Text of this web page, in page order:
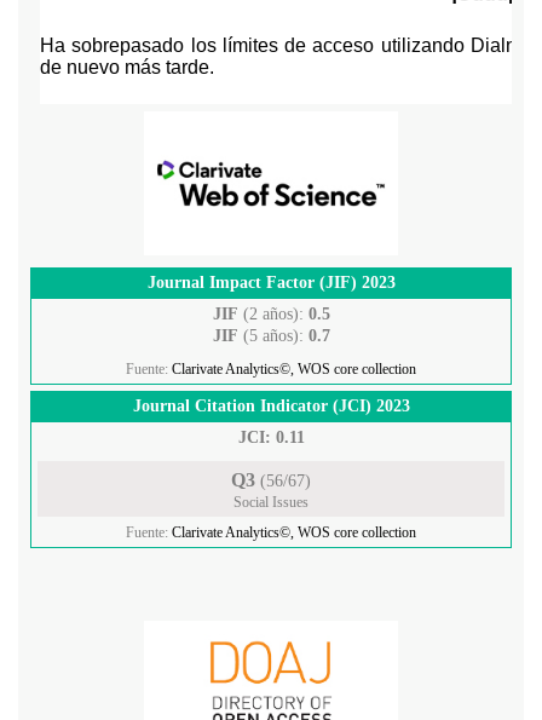
Journal Impact Factor (JIF) 2023
JIF (2 años): 0.5
JIF (5 años): 0.7
Fuente: Clarivate Analytics©, WOS core collection
Journal Citation Indicator (JCI) 2023
JCI: 0.11
Q3 (56/67)
Social Issues
Fuente: Clarivate Analytics©, WOS core collection